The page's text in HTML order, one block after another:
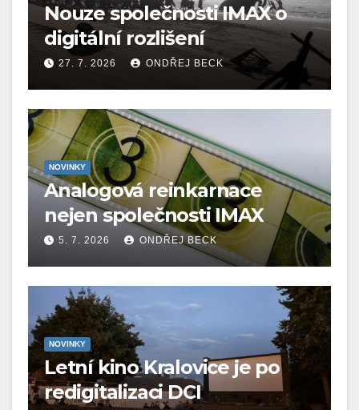
Nouze společnosti IMAX o
digitální rozlišení
27. 7. 2026 ONDŘEJ BECK
NOVINKY
Analogová reinkarnace
nejen společnosti IMAX
5. 7. 2026 ONDŘEJ BECK
NOVINKY
Letní kino Kralovice je po
redigitalizaci DCI